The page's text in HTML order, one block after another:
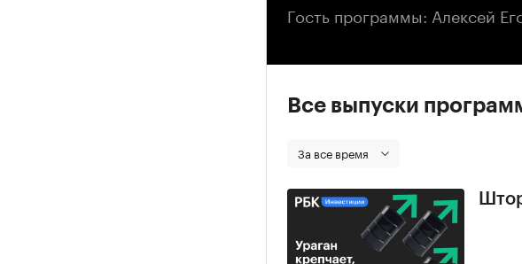
Гость программы: Алексей
Все выпуски
За все время